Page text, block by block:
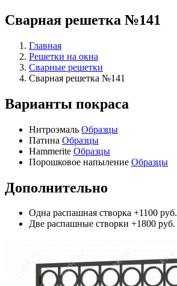
Сварная решетка №141
Главная
Решетки на окна
Сварные решетки
Сварная решетка №141
Варианты покраса
Нитроэмаль Образцы
Патина Образцы
Hammerite Образцы
Порошковое напыление Образцы
Дополнительно
Одна распашная створка +1100 руб.
Две распашные створки +1800 руб.